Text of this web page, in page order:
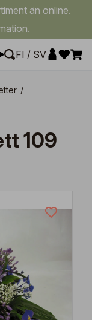
än online.
FI / SV
/
109